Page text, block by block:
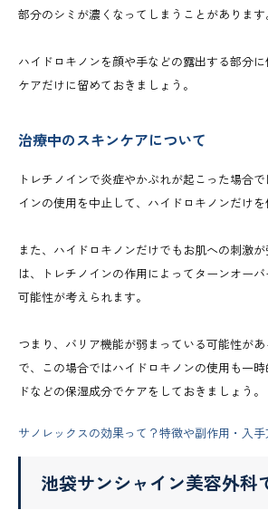
部分のシミが濃くなってしまうことがあります
ハイドロキノンを顔や手などの露出する部分
ケアだけに留めておきましょう。
治療中のスキンケアについて
トレチノインで炎症やかぶれが起こった場合
インの使用を中止して、ハイドロキノンだけを
また、ハイドロキノンだけでもお肌への刺激
は、トレチノインの作用によってターンオー
可能性が考えられます。
つまり、バリア機能が弱まっている可能性が
で、この場合ではハイドロキノンの使用も一
ドなどの保湿成分でケアをしておきましょう。
サノレックスの効果って？特徴や副作用・入
池袋サンシャイン美容外科